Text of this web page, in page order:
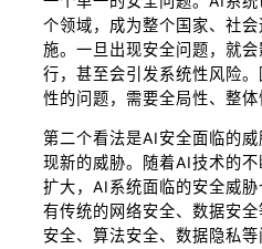
个领域，成为整个国家、社
施。一旦出现安全问题，就
行，甚至会引发系统性风险
性的问题，需要全局性、整体
第二个看法是AI安全面临的
现新的威胁。随着AI技术的
扩大，AI系统面临的安全威
有传统的网络安全、数据安
安全、算法安全、数据隐私